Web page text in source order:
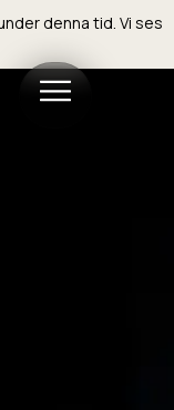
denna tid. Vi ses